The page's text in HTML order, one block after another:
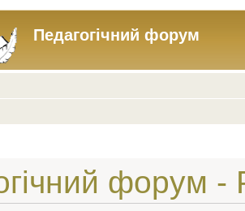
Педагогічний форум
форум -